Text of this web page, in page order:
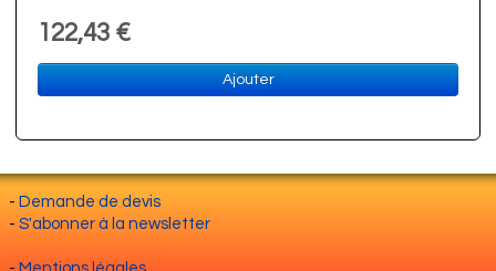
122,43 €
Ajouter
- Demande de devis
- S'abonner à la newsletter